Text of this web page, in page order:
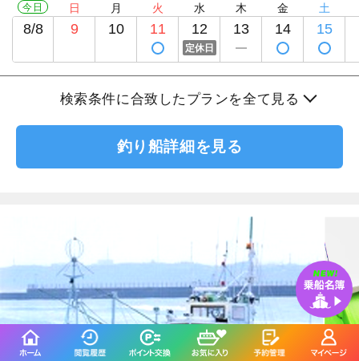
今日
8/8
日
9
月
10
火
11
水
12
定休日
木
13
金
14
土
15
検索条件に合致したプランを全て見る
釣り船詳細を見る